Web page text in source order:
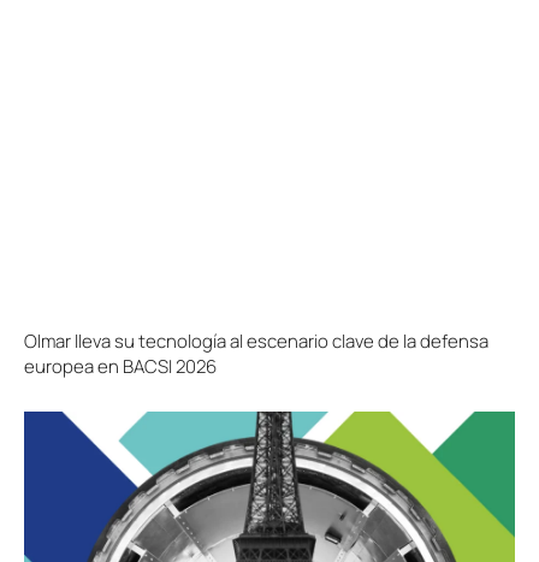
Olmar lleva su tecnología al escenario clave de la defensa
europea en BACSI 2026